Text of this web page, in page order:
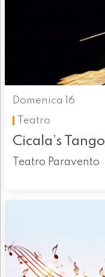
Domenica 16
Teatro
Cicala’s Tango
Teatro Paravento